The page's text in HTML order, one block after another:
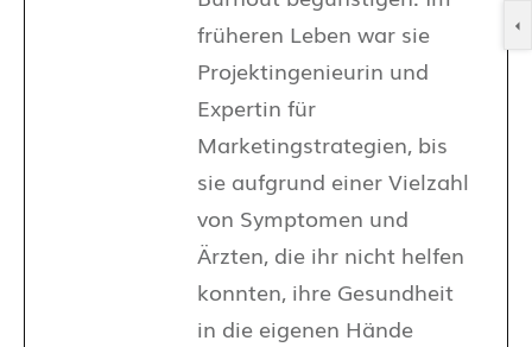
früheren Leben war sie
Projektingenieurin und
Expertin für
Marketingstrategien, bis
sie aufgrund einer Vielzahl
von Symptomen und
Ärzten, die ihr nicht helfen
konnten, ihre Gesundheit
in die eigenen Hände